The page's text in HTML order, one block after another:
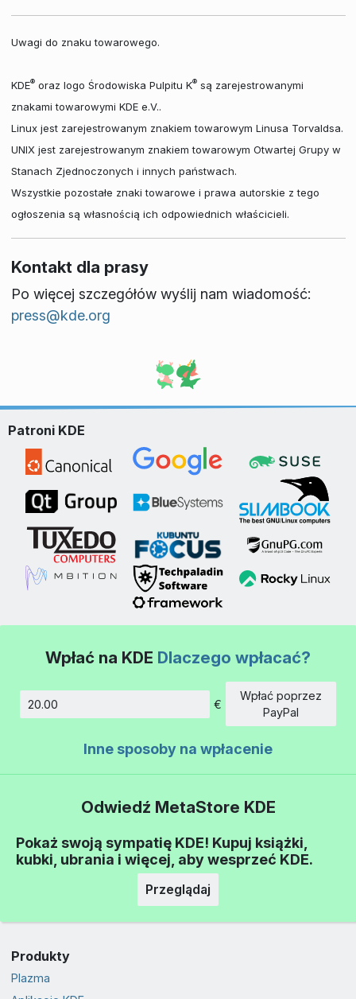
Uwagi do znaku towarowego.
KDE®oraz logo Środowiska Pulpitu K®są zarejestrowanymi
znakami towarowymi KDE e.V..
Linux jest zarejestrowanym znakiem towarowym Linusa Torvaldsa.
UNIX jest zarejestrowanym znakiem towarowym Otwartej Grupy w
Stanach Zjednoczonych i innych państwach.
Wszystkie pozostałe znaki towarowe i prawa autorskie z tego
ogłoszenia są własnością ich odpowiednich właścicieli.
Kontakt dla prasy
Po więcej szczegółów wyślij nam wiadomość:
press@kde.org
Patroni KDE
Wpłać na KDE Dlaczego wpłacać?
€
Wpłać poprzez
PayPal
Inne sposoby na wpłacenie
Odwiedź MetaStore KDE
Pokaż swoją sympatię KDE! Kupuj książki,
kubki, ubrania i więcej, aby wesprzeć KDE.
Przeglądaj
Produkty
Plazma